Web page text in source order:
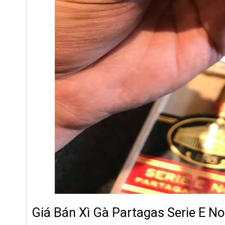
Giá Bán Xì Gà Partagas Serie E